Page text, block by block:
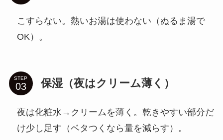
こすらない。熱いお湯は使わない（ぬるま湯で
OK）。
STEP 保湿（夜はクリーム薄く）
夜は化粧水→クリームを薄く。乾きやすい部分だ
け少し足す（ベタつくなら量を減らす）。